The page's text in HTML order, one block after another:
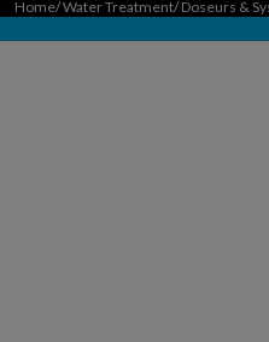
Home/Water Treatment/Doseurs &